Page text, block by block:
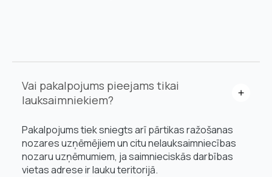
Vai pakalpojums pieejams tikai
lauksaimniekiem?
Pakalpojums tiek sniegts arī pārtikas ražošanas
nozares uzņēmējiem un citu nelauksaimniecības
nozaru uzņēmumiem, ja saimnieciskās darbības
vietas adrese ir lauku teritorijā.